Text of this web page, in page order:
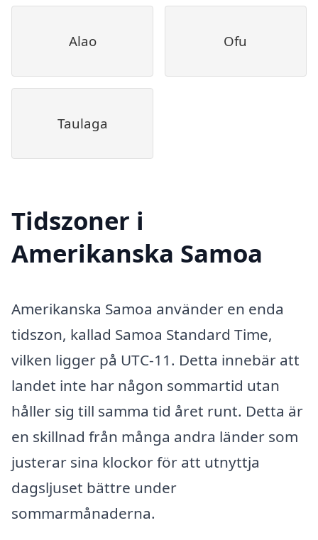
Alao Ofu
Taulaga
Tidszoner i
Amerikanska Samoa
Amerikanska Samoa använder en enda
tidszon, kallad Samoa Standard Time,
vilken ligger på UTC-11. Detta innebär att
landet inte har någon sommartid utan
håller sig till samma tid året runt. Detta är
en skillnad från många andra länder som
justerar sina klockor för att utnyttja
dagsljuset bättre under
sommarmånaderna.